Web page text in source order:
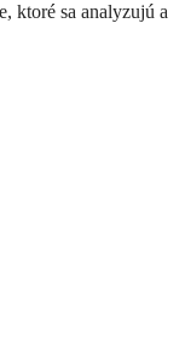
ktoré sa analyzujú a